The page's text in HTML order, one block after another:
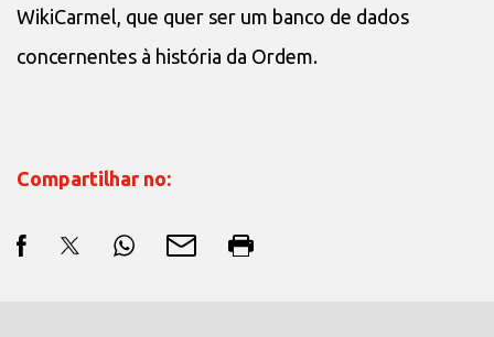
WikiCarmel, que quer ser um banco de dados
concernentes à história da Ordem.
Compartilhar no: